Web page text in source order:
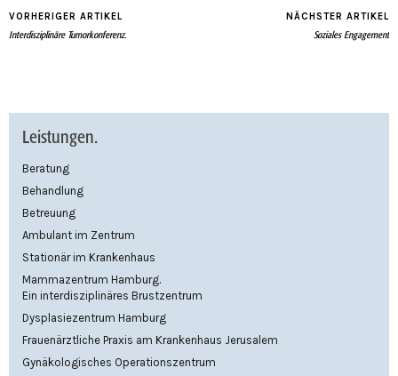
VORHERIGER ARTIKEL
Interdisziplinäre Tumorkonferenz.
NÄCHSTER ARTIKEL
Soziales Engagement
Leistungen.
Beratung
Behandlung
Betreuung
Ambulant im Zentrum
Stationär im Krankenhaus
Mammazentrum Hamburg.
Ein interdisziplinäres Brustzentrum
Dysplasiezentrum Hamburg
Frauenärztliche Praxis am Krankenhaus Jerusalem
Gynäkologisches Operationszentrum